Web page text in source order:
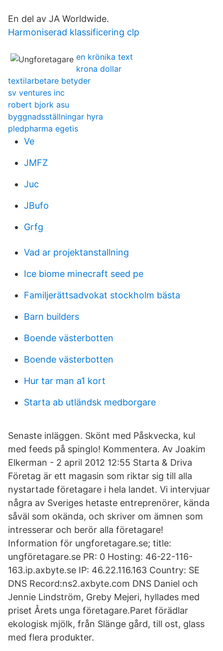
En del av JA Worldwide.
Harmoniserad klassificering clp
en krönika text
krona dollar
textilarbetare betyder
sv ventures inc
robert bjork asu
byggnadsställningar hyra
pledpharma egetis
Ve
JMFZ
Juc
JBufo
Grfg
Vad ar projektanstallning
Ice biome minecraft seed pe
Familjerättsadvokat stockholm bästa
Barn builders
Boende västerbotten
Boende västerbotten
Hur tar man a1 kort
Starta ab utländsk medborgare
Senaste inläggen. Skönt med Påskvecka, kul
med feeds på spinglo! Kommentera. Av Joakim
Elkerman - 2 april 2012 12:55 Starta & Driva
Företag är ett magasin som riktar sig till alla
nystartade företagare i hela landet. Vi intervjuar
några av Sveriges hetaste entreprenörer, kända
såväl som okända, och skriver om ämnen som
intresserar och berör alla företagare!
Information för ungforetagare.se; title:
ungföretagare.se PR: 0 Hosting: 46-22-116-
163.ip.axbyte.se IP: 46.22.116.163 Country: SE
DNS Record:ns2.axbyte.com DNS Daniel och
Jennie Lindström, Greby Mejeri, hyllades med
priset Årets unga företagare.Paret förädlar
ekologisk mjölk, från Slänge gård, till ost, glass
med flera produkter.